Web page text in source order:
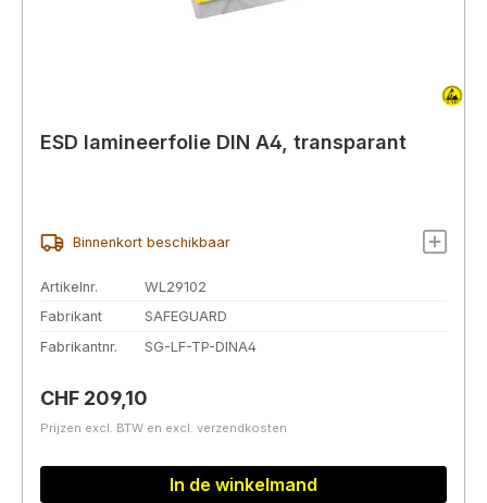
ESD lamineerfolie DIN A4, transparant
Binnenkort beschikbaar
Artikelnr.
WL29102
Fabrikant
SAFEGUARD
Fabrikantnr.
SG-LF-TP-DINA4
Normale prijs:
CHF 209,10
Prijzen excl. BTW en excl. verzendkosten
In de winkelmand